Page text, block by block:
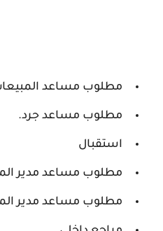
مطلوب مساعد
مطلوب مساعد جرد.
استقبال
مطلوب مساعد مدير
مطلوب مساعد مدير